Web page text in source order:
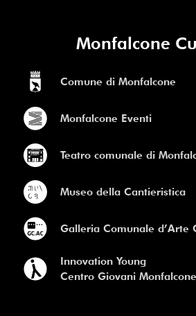
Monfalcone
Comune di Monfalcone
Monfalcone Eventi
Teatro comunale di
Museo della Cantieristica
Galleria Comunale d’Arte
Innovation Young
Centro Giovani Monfalcone